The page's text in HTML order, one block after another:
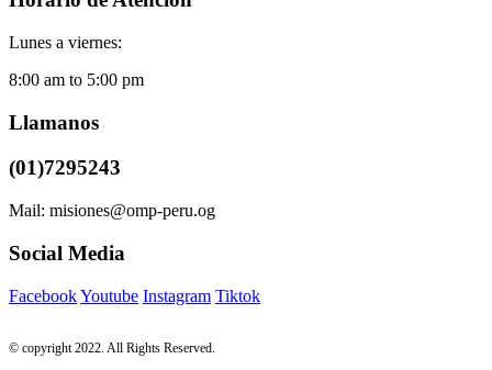
Lunes a viernes:
8:00 am to 5:00 pm
Llamanos
(01)7295243
Mail: misiones@omp-peru.og
Social Media
FacebookYoutube Instagram Tiktok
© copyright 2022. All Rights Reserved.